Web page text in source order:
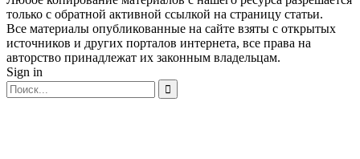
только с обратной активной ссылкой на страницу статьи.
Все материалы опубликованные на сайте взяты с открытых
источников и других порталов интернета, все права на
авторство принадлежат их законным владельцам.
Sign in